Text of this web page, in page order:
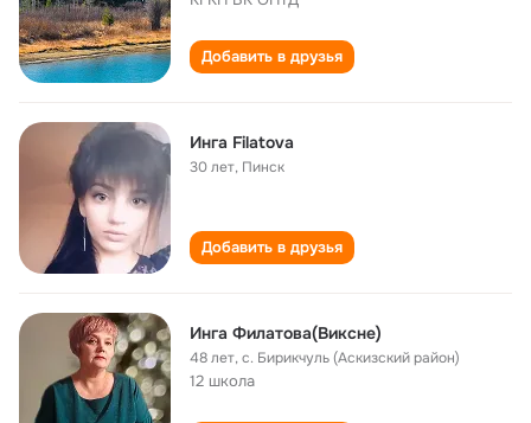
Добавить в друзья
Инга Filatova
30 лет, Пинск
Добавить в друзья
Инга Филатова(Виксне)
48 лет,с. Бирикчуль (Аскизский район)
12 школа